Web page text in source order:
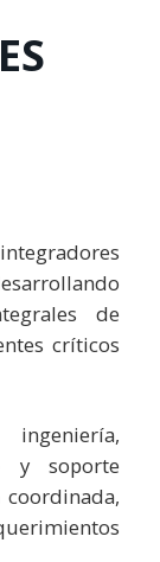
de
críticos
y soporte